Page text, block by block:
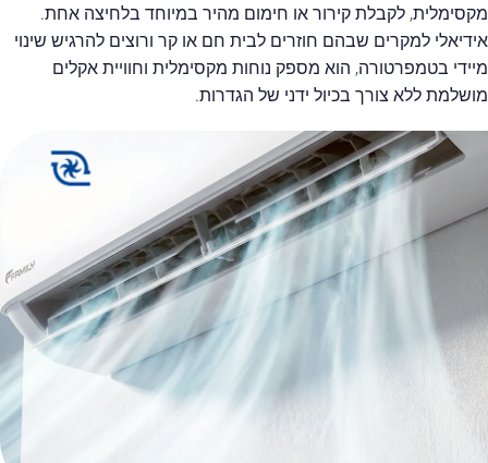
מקסימלית, לקבלת קירור או חימום מהיר במיוחד בלחיצה אחת.
אידיאלי למקרים שבהם חוזרים לבית חם או קר ורוצים להרגיש שינוי
מיידי בטמפרטורה, הוא מספק נוחות מקסימלית וחוויית אקלים
מושלמת ללא צורך בכיול ידני של הגדרות.